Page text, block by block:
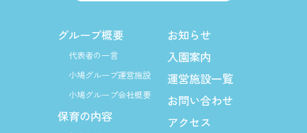
グループ概要
代表者の一言
小鳩グループ運営施設
小鳩グループ会社概要
保育の内容
お知らせ
入園案内
運営施設一覧
お問い合わせ
アクセス